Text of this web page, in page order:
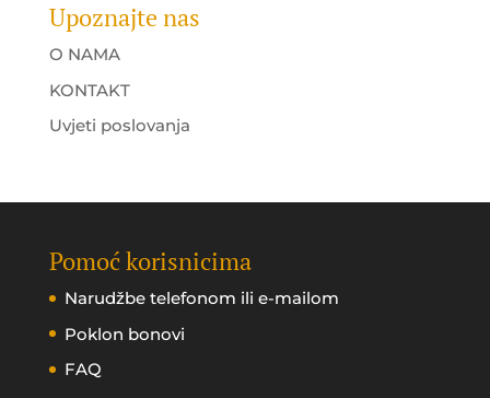
Upoznajte nas
O NAMA
KONTAKT
Uvjeti poslovanja
Pomoć korisnicima
Narudžbe telefonom ili e-mailom
Poklon bonovi
FAQ